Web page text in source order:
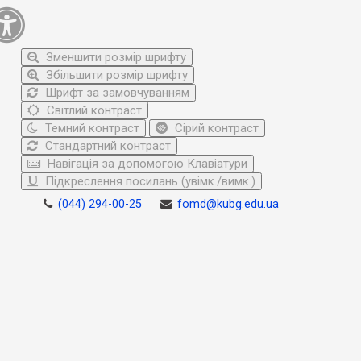
Зменшити розмір шрифту
Збільшити розмір шрифту
Шрифт за замовчуванням
Світлий контраст
Темний контраст
Сірий контраст
Стандартний контраст
Навігація за допомогою Клавіатури
Підкреслення посилань (увімк./вимк.)
(044) 294-00-25 fomd@kubg.edu.ua